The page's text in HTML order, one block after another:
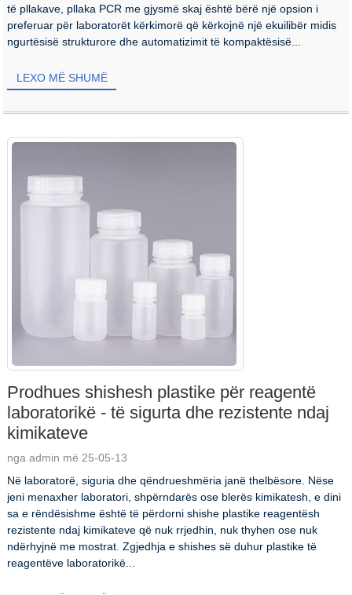
të pllakave, pllaka PCR me gjysmë skaj është bërë një opsion i
preferuar për laboratorët kërkimorë që kërkojnë një ekuilibër midis
ngurtësisë strukturore dhe automatizimit të kompaktësisë...
LEXO MË SHUMË
Prodhues shishesh plastike për reagentë
laboratorikë - të sigurta dhe rezistente ndaj
kimikateve
nga admin më 25-05-13
Në laboratorë, siguria dhe qëndrueshmëria janë thelbësore. Nëse
jeni menaxher laboratori, shpërndarës ose blerës kimikatesh, e dini
sa e rëndësishme është të përdorni shishe plastike reagentësh
rezistente ndaj kimikateve që nuk rrjedhin, nuk thyhen ose nuk
ndërhyjnë me mostrat. Zgjedhja e shishes së duhur plastike të
reagentëve laboratorikë...